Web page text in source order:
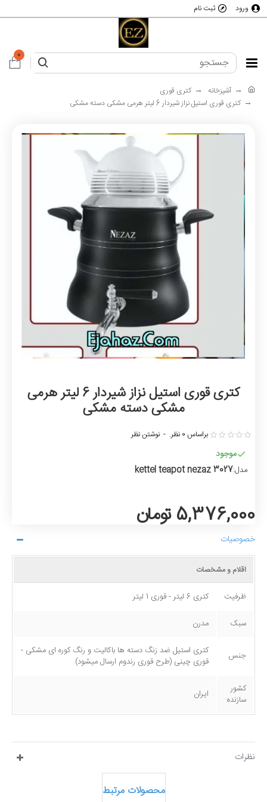
ورود ثبت نام
0
آشپزخانه
کتری قوری
کتری قوری استیل نزاز شیردار 6 لیتر هرمی مشکی دسته مشکی
کتری قوری استیل نزاز شیردار 6 لیتر هرمی
مشکی دسته مشکی
موجود
مدل:kettel teapot nezaz 3027
براساس 0 نظر. - نوشتن نظر
5,376,000 تومان
خصوصیات
اقلام و مشخصات
ظرفیت کتری 6 لیتر - قوری 1 لیتر
سبک مدرن
جنس
کتری استیل ضد زنگ دسته ها باکالیت و رنگ کوره ای مشکی -
قوری چینی (طرح قوری رندوم ارسال میشود)
کشور
سازنده
ایران
نظرات
محصولات مرتبط